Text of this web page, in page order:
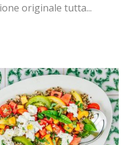
originale tutta...